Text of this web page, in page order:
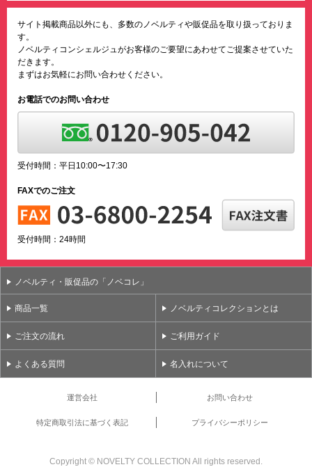
サイト掲載商品以外にも、多数のノベルティや販促品を取り扱っておりま
す。
ノベルティコンシェルジュがお客様のご要望にあわせてご提案させていた
だきます。
まずはお気軽にお問い合わせください。
お電話でのお問い合わせ
受付時間：平日10:00〜17:30
FAXでのご注文
受付時間：24時間
ノベルティ・販促品の「ノベコレ」
商品一覧 ノベルティコレクションとは
ご注文の流れ ご利用ガイド
よくある質問 名入れについて
運営会社 お問い合わせ
特定商取引法に基づく表記 プライバシーポリシー
Copyright © NOVELTY COLLECTION All rights reserved.